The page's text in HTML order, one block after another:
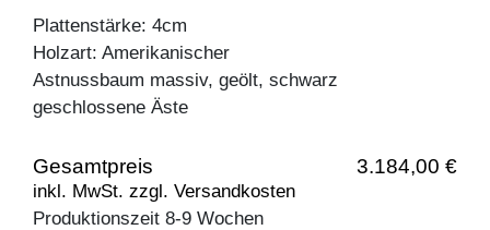
Plattenstärke: 4cm
Holzart: Amerikanischer
Astnussbaum massiv, geölt, schwarz
geschlossene Äste
Gesamtpreis 3.184,00 €
inkl. MwSt. zzgl. Versandkosten
Produktionszeit 8-9 Wochen